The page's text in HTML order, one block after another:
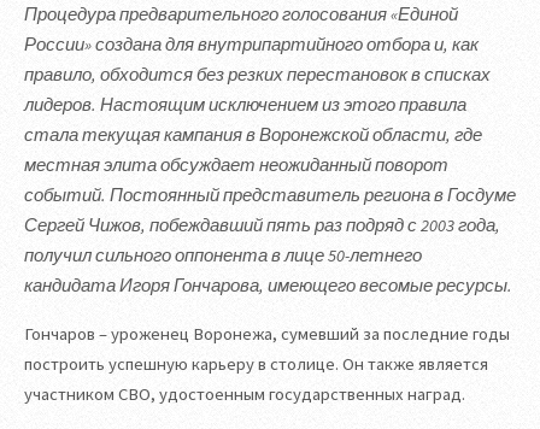
Процедура предварительного голосования «Единой
России» создана для внутрипартийного отбора и, как
правило, обходится без резких перестановок в списках
лидеров. Настоящим исключением из этого правила
стала текущая кампания в Воронежской области, где
местная элита обсуждает неожиданный поворот
событий. Постоянный представитель региона в Госдуме
Сергей Чижов, побеждавший пять раз подряд с 2003 года,
получил сильного оппонента в лице 50-летнего
кандидата Игоря Гончарова, имеющего весомые ресурсы.
Гончаров – уроженец Воронежа, сумевший за последние годы
построить успешную карьеру в столице. Он также является
участником СВО, удостоенным государственных наград.